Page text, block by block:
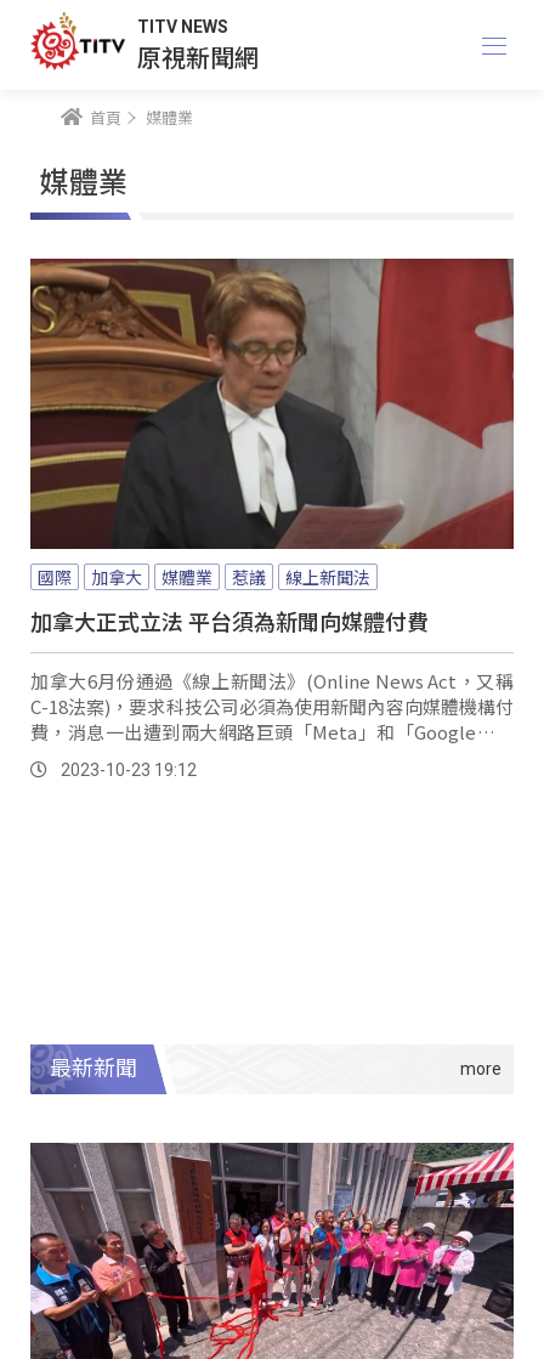
TITV NEWS
原視新聞網
首頁 媒體業
媒體業
國際 加拿大 媒體業 惹議 線上新聞法
加拿大正式立法 平台須為新聞向媒體付費
加拿大6月份通過《線上新聞法》(Online News Act，又稱
C-18法案)，要求科技公司必須為使用新聞內容向媒體機構付
費，消息一出遭到兩大網路巨頭「Meta」和「Google」抵
制，宣布終止加拿大用戶瀏覽新聞內容的權限，引發熱烈討
論。2023-10-23 19:12
最新新聞